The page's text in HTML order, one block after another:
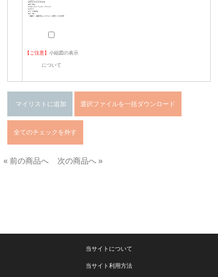
【ご注意】 小組図の表示
について
« 前の商品へ
次の商品へ »
当サイトについて
当サイト利用方法